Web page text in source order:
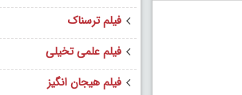
فیلم ترسناک
فیلم علمی تخیلی
فیلم هیجان انگیز